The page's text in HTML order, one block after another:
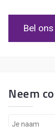
Bel ons
Neem